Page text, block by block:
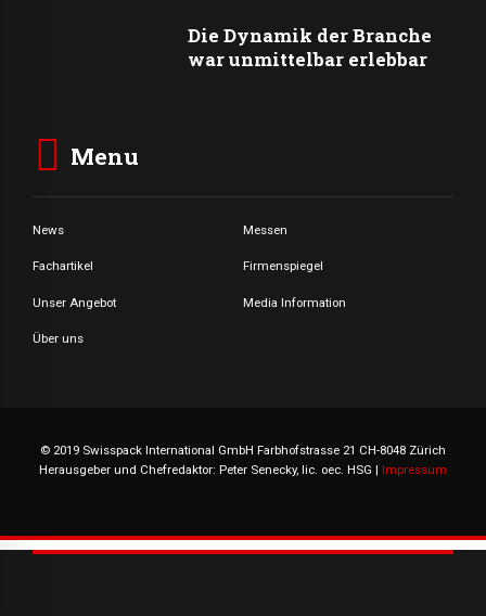
Die Dynamik der Branche
war unmittelbar erlebbar
Menu
News Messen
Fachartikel Firmenspiegel
Unser Angebot Media Information
Über uns
© 2019 Swisspack International GmbH Farbhofstrasse 21 CH-8048 Zürich
Herausgeber und Chefredaktor: Peter Senecky, lic. oec. HSG | Impressum